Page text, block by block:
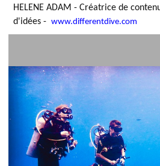
HELENE ADAM - Créatrice de
d'idées - www.differentdive.com